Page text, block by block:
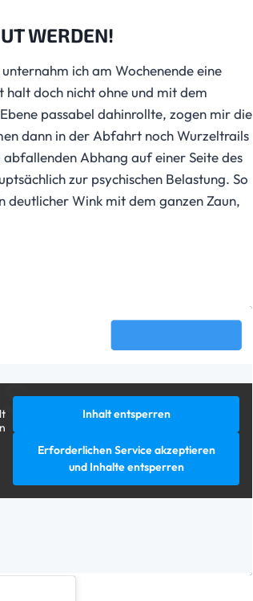
WERDEN!
ich am Wochenende eine
doch nicht ohne und mit dem
passabel dahinrollte, zogen mir die
dann in der Abfahrt noch Wurzeltrails
Abhang auf einer Seite des
zur psychischen Belastung. So
deutlicher Wink mit dem ganzen Zaun,
Inhalt entsperren
Erforderlichen Service akzeptieren
und Inhalte entsperren